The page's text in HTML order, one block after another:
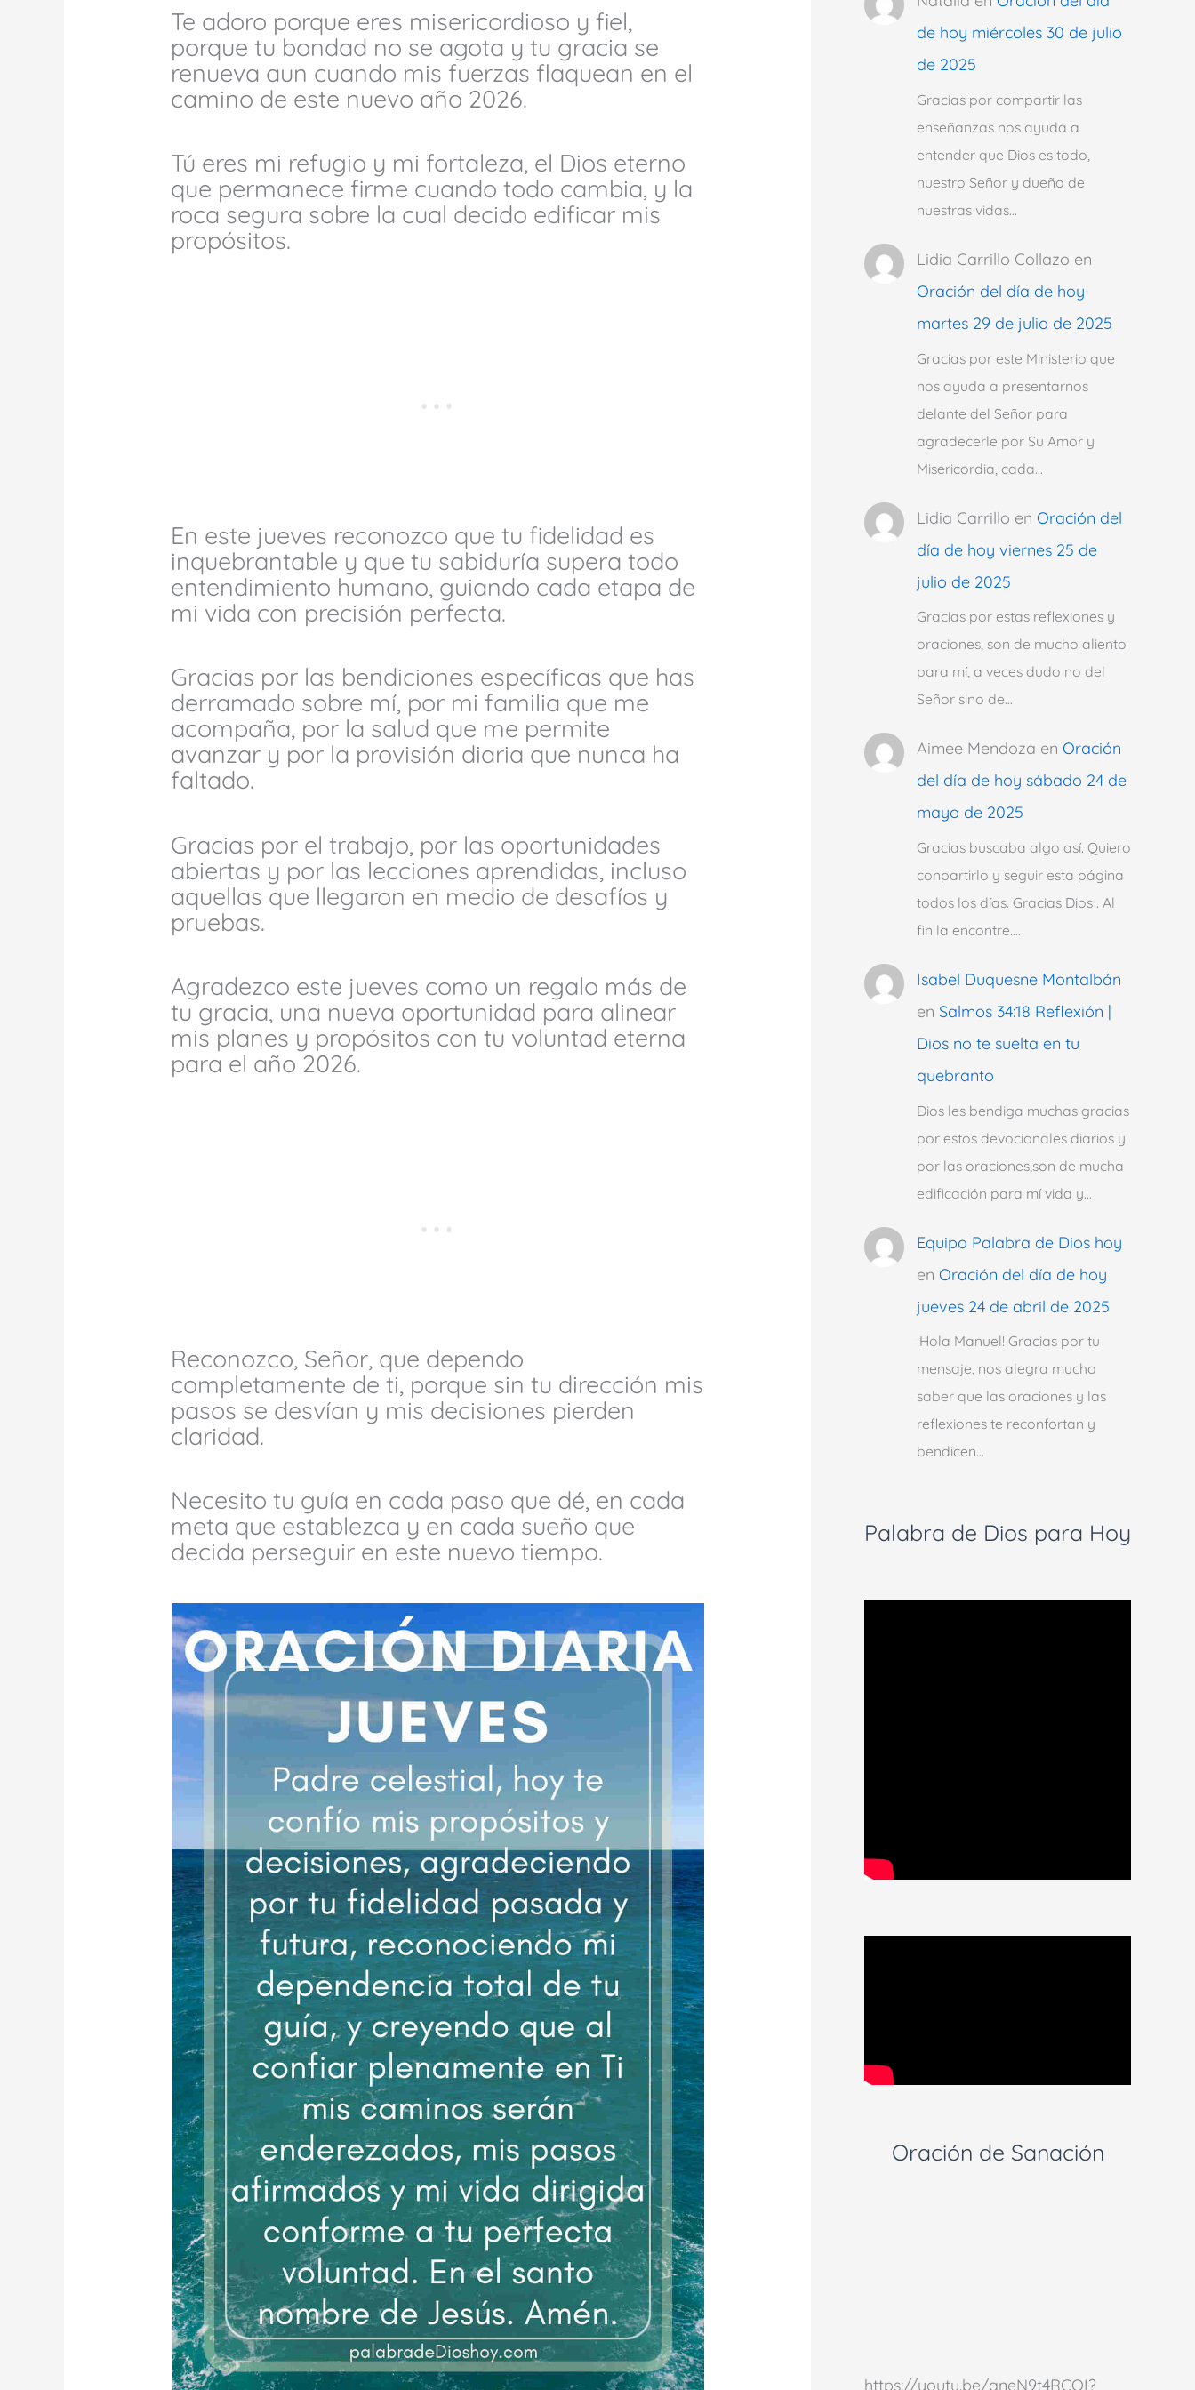
Te adoro porque eres misericordioso y fiel,
porque tu bondad no se agota y tu gracia se
renueva aun cuando mis fuerzas flaquean en el
camino de este nuevo año 2026.
Tú eres mi refugio y mi fortaleza, el Dios eterno
que permanece firme cuando todo cambia, y la
roca segura sobre la cual decido edificar mis
propósitos.
En este jueves reconozco que tu fidelidad es
inquebrantable y que tu sabiduría supera todo
entendimiento humano, guiando cada etapa de
mi vida con precisión perfecta.
Gracias por las bendiciones específicas que has
derramado sobre mí, por mi familia que me
acompaña, por la salud que me permite
avanzar y por la provisión diaria que nunca ha
faltado.
Gracias por el trabajo, por las oportunidades
abiertas y por las lecciones aprendidas, incluso
aquellas que llegaron en medio de desafíos y
pruebas.
Agradezco este jueves como un regalo más de
tu gracia, una nueva oportunidad para alinear
mis planes y propósitos con tu voluntad eterna
para el año 2026.
Reconozco, Señor, que dependo
completamente de ti, porque sin tu dirección mis
pasos se desvían y mis decisiones pierden
claridad.
Necesito tu guía en cada paso que dé, en cada
meta que establezca y en cada sueño que
decida perseguir en este nuevo tiempo.
de hoy miércoles 30 de julio
de 2025
Gracias por compartir las
enseñanzas nos ayuda a
entender que Dios es todo,
nuestro Señor y dueño de
nuestras vidas…
Lidia Carrillo Collazo en
Oración del día de hoy
martes 29 de julio de 2025
Gracias por este Ministerio que
nos ayuda a presentarnos
delante del Señor para
agradecerle por Su Amor y
Misericordia, cada…
Lidia Carrillo en Oración del
día de hoy viernes 25 de
julio de 2025
Gracias por estas reflexiones y
oraciones, son de mucho aliento
para mí, a veces dudo no del
Señor sino de…
Aimee Mendoza en Oración
del día de hoy sábado 24 de
mayo de 2025
Gracias buscaba algo así. Quiero
conpartirlo y seguir esta página
todos los días. Gracias Dios . Al
fin la encontre.…
Isabel Duquesne Montalbán
en Salmos 34:18 Reflexión |
Dios no te suelta en tu
quebranto
Dios les bendiga muchas gracias
por estos devocionales diarios y
por las oraciones,son de mucha
edificación para mí vida y…
Equipo Palabra de Dios hoy
en Oración del día de hoy
jueves 24 de abril de 2025
¡Hola Manuel! Gracias por tu
mensaje, nos alegra mucho
saber que las oraciones y las
reflexiones te reconfortan y
bendicen…
Palabra de Dios para Hoy
Oración de Sanación
https://youtu.be/aneN9t4RCOI?